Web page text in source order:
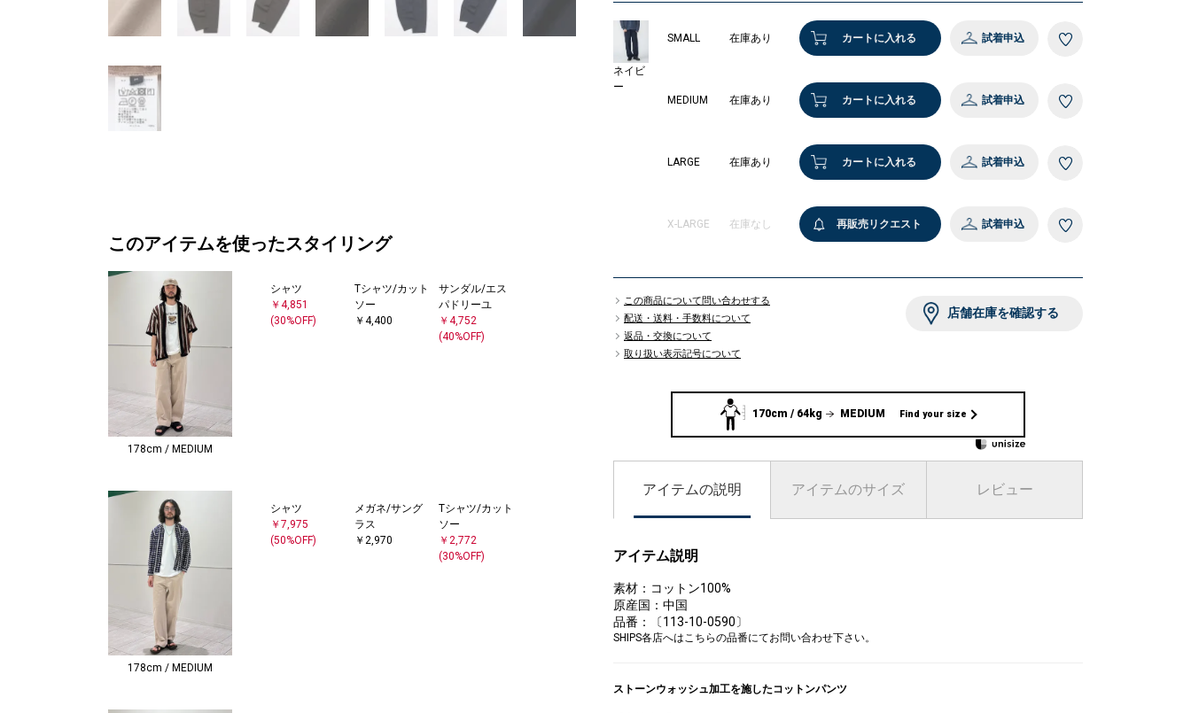
このアイテムを使ったスタイリング
178cm / MEDIUM
シャツ
￥4,851
(30%OFF)
Tシャツ/カット
ソー
￥4,400
サンダル/エス
パドリーユ
￥4,752
(40%OFF)
178cm / MEDIUM
シャツ
￥7,975
(50%OFF)
メガネ/サング
ラス
￥2,970
Tシャツ/カット
ソー
￥2,772
(30%OFF)
ネイビ
ー
SMALL 在庫あり カートに入れる 試着申込
MEDIUM 在庫あり カートに入れる 試着申込
LARGE 在庫あり カートに入れる 試着申込
X-LARGE 在庫なし 再販売リクエスト 試着申込
この商品について問い合わせする
配送・送料・手数料について
返品・交換について
取り扱い表示記号について
店舗在庫を確認する
170cm / 64kg MEDIUM Find your size
アイテムの説明 アイテムのサイズ レビュー
アイテム説明
素材：コットン100%
原産国：中国
品番：〔113-10-0590〕
SHIPS各店へはこちらの品番にてお問い合わせ下さい。
ストーンウォッシュ加工を施したコットンパンツ